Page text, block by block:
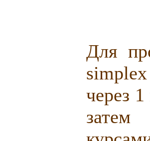
Для
через
затем